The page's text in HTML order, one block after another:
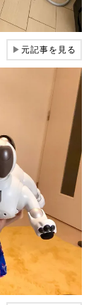
▶元記事を見る